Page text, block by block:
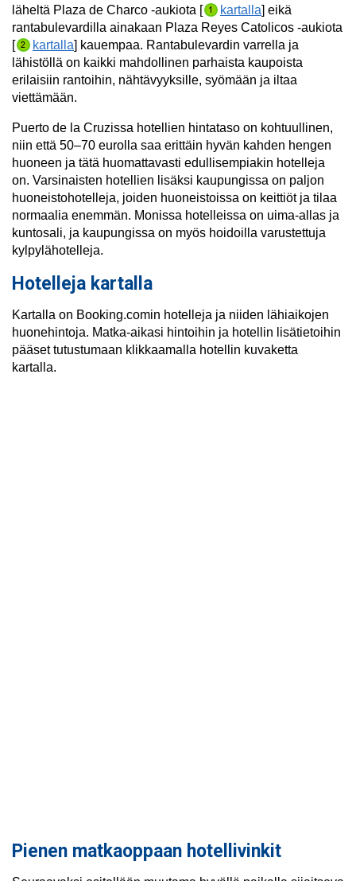
läheltä Plaza de Charco -aukiota [
kartalla] eikä
rantabulevardilla ainakaan Plaza Reyes Catolicos -aukiota
[
kartalla] kauempaa. Rantabulevardin varrella ja
lähistöllä on kaikki mahdollinen parhaista kaupoista
erilaisiin rantoihin, nähtävyyksille, syömään ja iltaa
viettämään.
Puerto de la Cruzissa hotellien hintataso on kohtuullinen,
niin että 50–70 eurolla saa erittäin hyvän kahden hengen
huoneen ja tätä huomattavasti edullisempiakin hotelleja
on. Varsinaisten hotellien lisäksi kaupungissa on paljon
huoneistohotelleja, joiden huoneistoissa on keittiöt ja tilaa
normaalia enemmän. Monissa hotelleissa on uima-allas ja
kuntosali, ja kaupungissa on myös hoidoilla varustettuja
kylpylähotelleja.
Hotelleja kartalla
Kartalla on Booking.comin hotelleja ja niiden lähiaikojen
huonehintoja. Matka-aikasi hintoihin ja hotellin lisätietoihin
pääset tutustumaan klikkaamalla hotellin kuvaketta
kartalla.
Pienen matkaoppaan hotellivinkit